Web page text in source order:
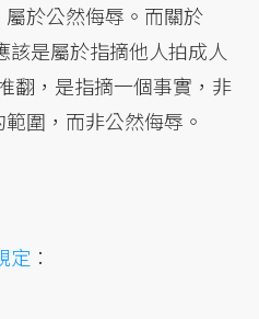
於公然侮辱。而關於
該是屬於指摘他人拍成人
翻，是指摘一個事實，非
圍，而非公然侮辱。
定 ：